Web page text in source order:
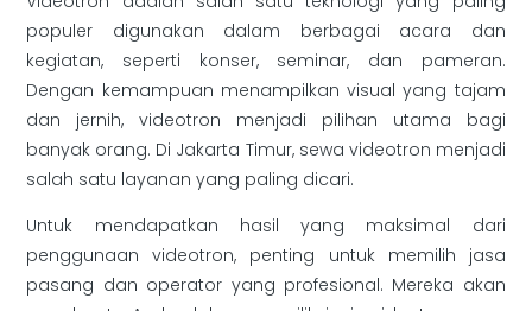
populer digunakan dalam berbagai acara dan
kegiatan, seperti konser, seminar, dan pameran.
Dengan kemampuan menampilkan visual yang tajam
dan jernih, videotron menjadi pilihan utama bagi
banyak orang. Di Jakarta Timur, sewa videotron menjadi
salah satu layanan yang paling dicari.
Untuk mendapatkan hasil yang maksimal dari
penggunaan videotron, penting untuk memilih jasa
pasang dan operator yang profesional. Mereka akan